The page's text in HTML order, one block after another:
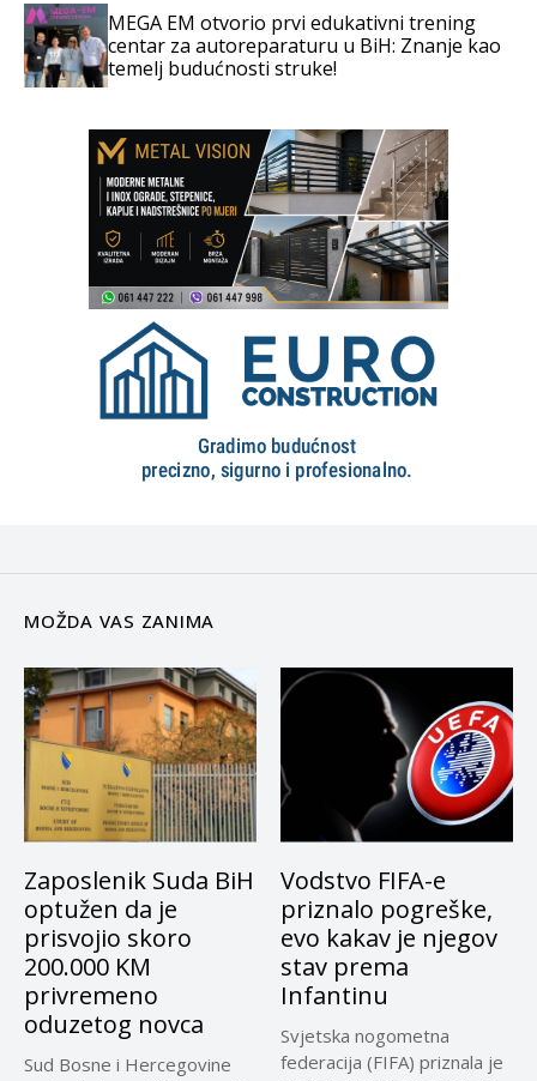
MEGA EM otvorio prvi edukativni trening
centar za autoreparaturu u BiH: Znanje kao
temelj budućnosti struke!
MOŽDA VAS ZANIMA
Zaposlenik Suda BiH
optužen da je
prisvojio skoro
200.000 KM
privremeno
oduzetog novca
Sud Bosne i Hercegovine
Vodstvo FIFA-e
priznalo pogreške,
evo kakav je njegov
stav prema
Infantinu
Svjetska nogometna
federacija (FIFA) priznala je